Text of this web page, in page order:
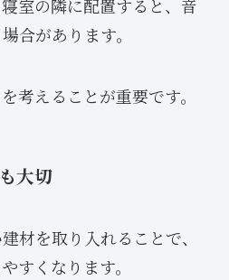
室の隣に配置すると、音
合があります。
考えることが重要です。
大切
材を取り入れることで、
すくなります。